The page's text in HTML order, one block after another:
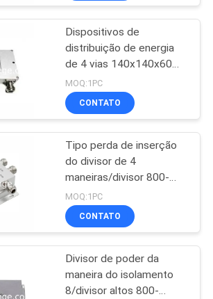
de detecção
Sem
15
Dispositivos de
distribuição de energia
de 4 vias 140x140x60
mm Acessórios de
comunicações
MOQ:1PC
CONTATO
Tipo perda de inserção
do divisor de 4
maneiras/divisor 800-
2500mhz ≤6.1db de
poder
MOQ:1PC
CONTATO
Divisor de poder da
maneira do isolamento
8/divisor altos 800-